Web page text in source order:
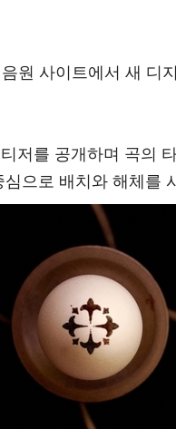
원 사이트에서 새 디
저를 공개하며 곡의
으로 배치와 해체를